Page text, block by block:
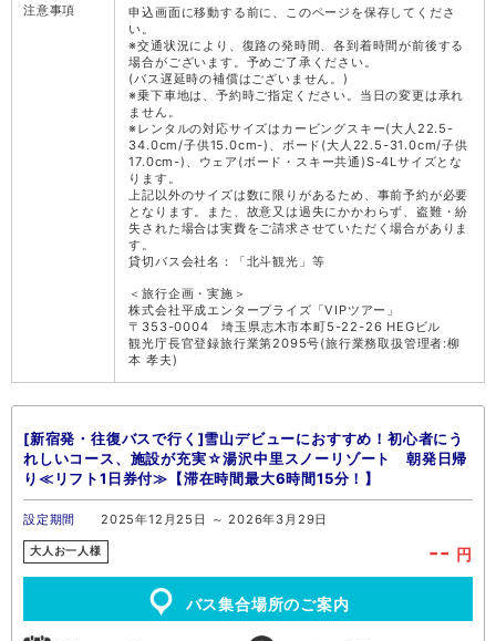
注意事項
申込画面に移動する前に、このページを保存してくださ
い。
※交通状況により、復路の発時間、各到着時間が前後する
場合がございます。予めご了承ください。
(バス遅延時の補償はございません。)
※乗下車地は、予約時ご指定ください。当日の変更は承れ
ません。
※レンタルの対応サイズはカービングスキー(大人22.5-
34.0cm/子供15.0cm-)、ボード(大人22.5-31.0cm/子供
17.0cm-)、ウェア(ボード・スキー共通)S-4Lサイズとな
ります。
上記以外のサイズは数に限りがあるため、事前予約が必要
となります。また、故意又は過失にかかわらず、盗難・紛
失された場合は実費をご請求させていただく場合がありま
す。
貸切バス会社名：「北斗観光」等
＜旅行企画・実施＞
株式会社平成エンタープライズ「VIPツアー」
〒353-0004 埼玉県志木市本町5-22-26 HEGビル
観光庁長官登録旅行業第2095号(旅行業務取扱管理者:柳
本 孝夫)
[新宿発・往復バスで行く]雪山デビューにおすすめ！初心者にう
れしいコース、施設が充実☆湯沢中里スノーリゾート 朝発日帰
り≪リフト1日券付≫【滞在時間最大6時間15分！】
設定期間 2025年12月25日 ～ 2026年3月29日
大人お一人様 -- 円
バス集合場所のご案内